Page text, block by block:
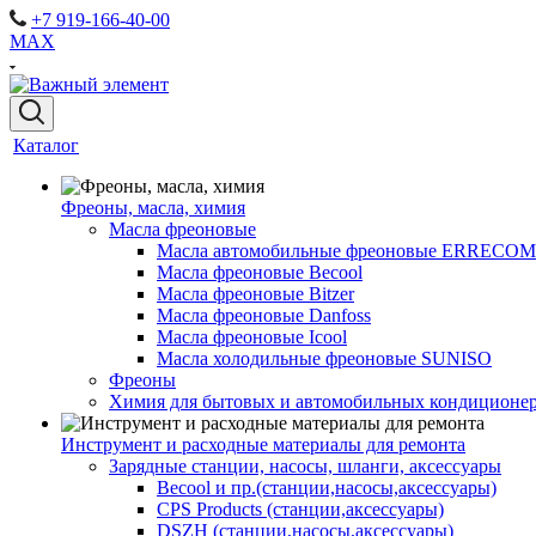
+7 919-166-40-00
MAX
Каталог
Фреоны, масла, химия
Масла фреоновые
Масла автомобильные фреоновые ERRECOM
Масла фреоновые Becool
Масла фреоновые Bitzer
Масла фреоновые Danfoss
Масла фреоновые Icool
Масла холодильные фреоновые SUNISO
Фреоны
Химия для бытовых и автомобильных
Инструмент и расходные материалы для ремонта
Зарядные станции, насосы, шланги, аксессуары
Becool и пр.(станции,насосы,аксессуары)
CPS Products (станции,аксессуары)
DSZH (станции,насосы,аксессуары)